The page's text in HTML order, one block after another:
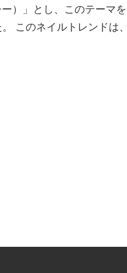
ー）」とし、このテーマを
このネイルトレンドは、